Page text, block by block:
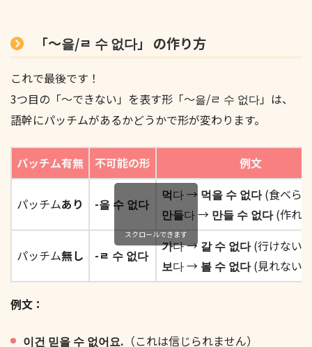
「〜을/ㄹ 수 없다」 の作り方
これで最後です！
3つ目の「〜できない」を表す形「〜을/ㄹ 수 없다」は、
語幹にパッチムがあるかどうかで形が変わります。
パッチム有無 不可能の形 例文
パッチムあり -을 수 없다
먹다 → 먹을 수 없다(食べら
만들다 → 만들 수 없다(作れ
パッチム無し -ㄹ 수 없다
가다 → 갈 수 없다(行けない)
보다 → 볼 수 없다(見れない)
スクロールできます
例文：
이건 믿을 수 없어요. （これは信じられません）